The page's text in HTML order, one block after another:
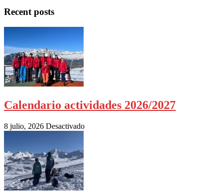
Recent posts
Calendario actividades 2026/2027
8 julio, 2026 Desactivado